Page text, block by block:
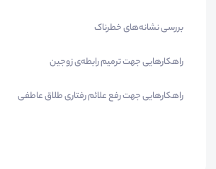
بررسی نشانه‌های خطرناک
راهکارهایی جهت ترمیم رابطه‌ی زوجین
راهکارهایی جهت رفع علائم رفتاری طلاق عاطفی